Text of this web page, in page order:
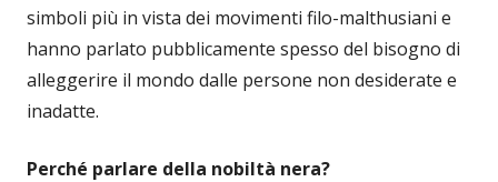
simboli più in vista dei movimenti filo-malthusiani e
hanno parlato pubblicamente spesso del bisogno di
alleggerire il mondo dalle persone non desiderate e
inadatte.
Perché parlare della nobiltà nera?